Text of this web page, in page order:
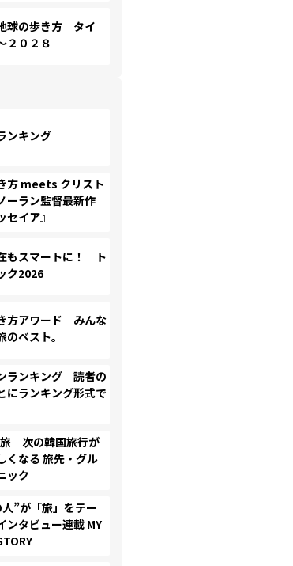
球の歩き方 タイ
２０２８
ンキング
方 meets クリスト
ーラン監督最新作
セイア』
もスマートに！ ト
ク2026
方アワード みんな
のベスト。
ランキング 読者の
にランキング形式で
次の韓国旅行が
くなる 旅先・グル
ック
”が「旅」をテー
ンタビュー連載 MY